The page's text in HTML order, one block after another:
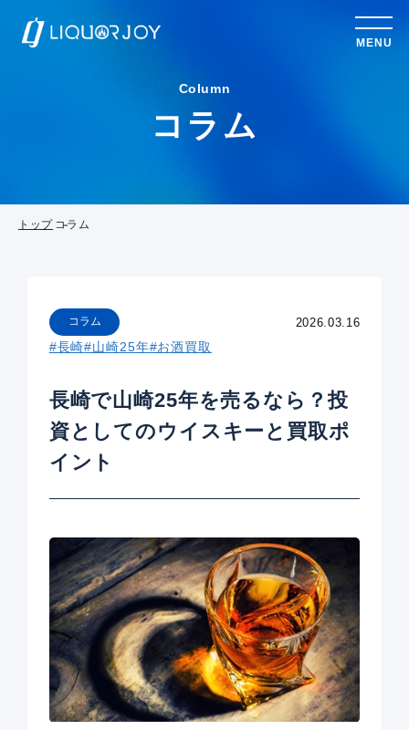
MENU
Column
コラム
トップ コラム
2026.03.16
コラム
#長崎#山崎25年#お酒買取
長崎で山崎25年を売るなら？投
資としてのウイスキーと買取ポ
イント